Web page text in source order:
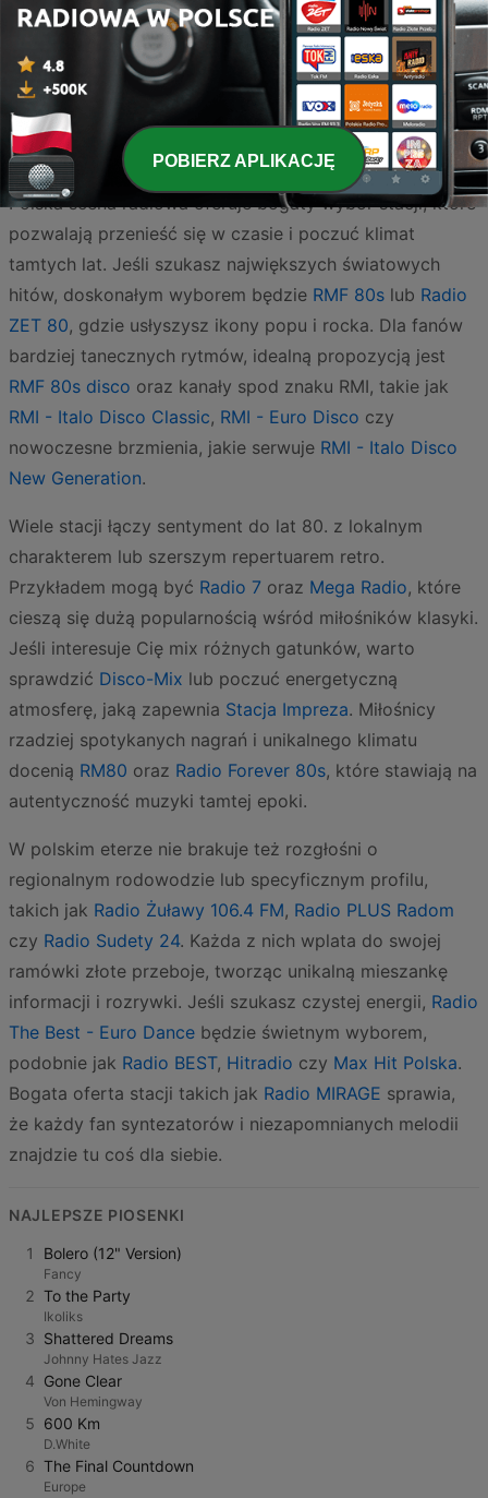
Lata 80. to dekada, która na zawsze zmieniła oblicze
muzyki rozrywkowej, a polscy słuchacze wciąż z
ogromnym sentymentem wracają do tamtych brzmień.
Polska scena radiowa oferuje bogaty wybór stacji, które
pozwalają przenieść się w czasie i poczuć klimat
tamtych lat. Jeśli szukasz największych światowych
hitów, doskonałym wyborem będzie RMF 80s lub Radio
ZET 80, gdzie usłyszysz ikony popu i rocka. Dla fanów
bardziej tanecznych rytmów, idealną propozycją jest
RMF 80s disco oraz kanały spod znaku RMI, takie jak
RMI - Italo Disco Classic, RMI - Euro Disco czy
nowoczesne brzmienia, jakie serwuje RMI - Italo Disco
New Generation.
Wiele stacji łączy sentyment do lat 80. z lokalnym
charakterem lub szerszym repertuarem retro.
Przykładem mogą być Radio 7 oraz Mega Radio, które
cieszą się dużą popularnością wśród miłośników klasyki.
Jeśli interesuje Cię mix różnych gatunków, warto
sprawdzić Disco-Mix lub poczuć energetyczną
atmosferę, jaką zapewnia Stacja Impreza. Miłośnicy
rzadziej spotykanych nagrań i unikalnego klimatu
docenią RM80 oraz Radio Forever 80s, które stawiają na
autentyczność muzyki tamtej epoki.
W polskim eterze nie brakuje też rozgłośni o
regionalnym rodowodzie lub specyficznym profilu,
takich jak Radio Żuławy 106.4 FM, Radio PLUS Radom
czy Radio Sudety 24. Każda z nich wplata do swojej
ramówki złote przeboje, tworząc unikalną mieszankę
informacji i rozrywki. Jeśli szukasz czystej energii, Radio
The Best - Euro Dance będzie świetnym wyborem,
podobnie jak Radio BEST, Hitradio czy Max Hit Polska.
Bogata oferta stacji takich jak Radio MIRAGE sprawia,
że każdy fan syntezatorów i niezapomnianych melodii
znajdzie tu coś dla siebie.
NAJLEPSZE PIOSENKI
1 Bolero (12" Version)
Fancy
2 To the Party
Ikoliks
3 Shattered Dreams
Johnny Hates Jazz
4 Gone Clear
Von Hemingway
5 600 Km
D.White
6 The Final Countdown
Europe
POBIERZ APLIKACJĘ